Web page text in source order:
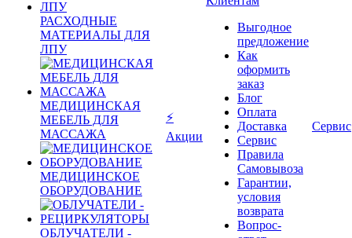
РАСХОДНЫЕ
МАТЕРИАЛЫ ДЛЯ
ЛПУ
МЕДИЦИНСКАЯ
МЕБЕЛЬ ДЛЯ
МАССАЖА
МЕДИЦИНСКОЕ
ОБОРУДОВАНИЕ
ОБЛУЧАТЕЛИ -
⚡
Акции
Выгодное
предложение
Как
оформить
заказ
Блог
Оплата
Доставка
Сервис
Правила
Самовывоза
Гарантии,
условия
возврата
Вопрос-
Сервис